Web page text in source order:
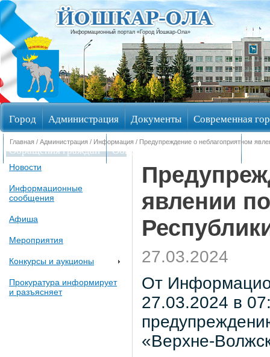
Информационный портал «Город Йошкар-Ола»
Город Администрация Документы Современная
Обращения граждан Общественные обсуждения
Главная / Администрация / Информация / Предупреждение о неблагоприятном
Новости
Информационные
сообщения
Афиша
Мероприятия
Конкурсы и аукционы
Прокуратура информирует
и разъясняет
явлении
27.03.2024
От
27.03.2024 в
«Верхне-